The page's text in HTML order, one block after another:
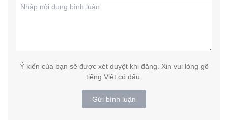
Ý kiến của bạn sẽ được xét duyệt khi đăng. Xin vui lòng gõ
tiếng Việt có dấu.
Gửi bình luận